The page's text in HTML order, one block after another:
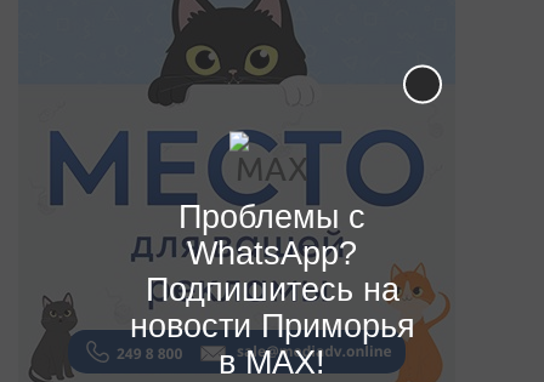
Проблемы с
WhatsApp?
Подпишитесь на
новости Приморья
в MAX!